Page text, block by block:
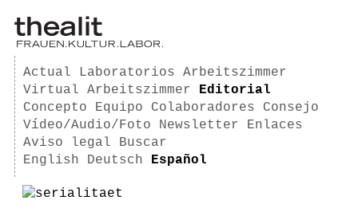
Actual Laboratorios
Arbeitszimmer
Virtual Arbeitszimmer
Editorial
Concepto
Equipo Colaboradores
Consejo
Vídeo/Audio/Foto
Newsletter
Enlaces
Aviso legal
Buscar
English
Deutsch Español